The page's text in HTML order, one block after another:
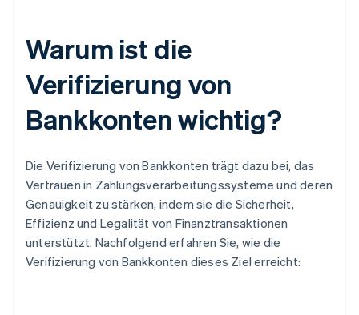
Warum ist die
Verifizierung von
Bankkonten wichtig?
Die Verifizierung von Bankkonten trägt dazu bei, das
Vertrauen in Zahlungsverarbeitungssysteme und deren
Genauigkeit zu stärken, indem sie die Sicherheit,
Effizienz und Legalität von Finanztransaktionen
unterstützt. Nachfolgend erfahren Sie, wie die
Verifizierung von Bankkonten dieses Ziel erreicht: